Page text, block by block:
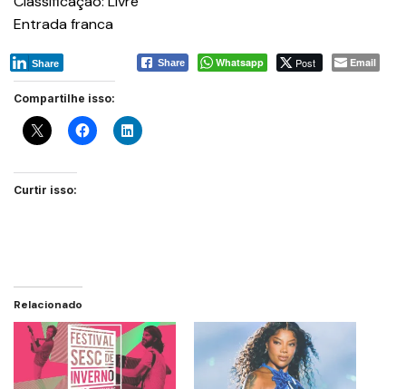
Entrada franca
Share Whatsapp Post Email
Share
Compartilhe isso:
Curtir isso:
Relacionado